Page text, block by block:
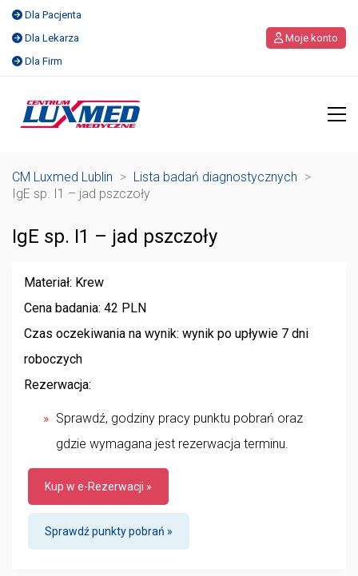
Dla Pacjenta
Dla Lekarza
Dla Firm
Moje konto
CM Luxmed Lublin > Lista badań diagnostycznych >
IgE sp. I1 – jad pszczoły
IgE sp. I1 – jad pszczoły
Materiał: Krew
Cena badania: 42 PLN
Czas oczekiwania na wynik: wynik po upływie 7 dni
roboczych
Rezerwacja:
Sprawdź, godziny pracy punktu pobrań oraz
gdzie wymagana jest rezerwacja terminu.
Kup w e-Rezerwacji »
Sprawdź punkty pobrań »